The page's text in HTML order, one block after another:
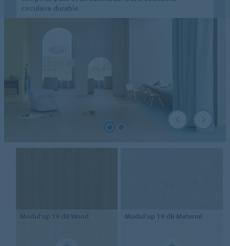
circulaire durable.
Modul'up19 dB Wood Modul'up 19 dB Material